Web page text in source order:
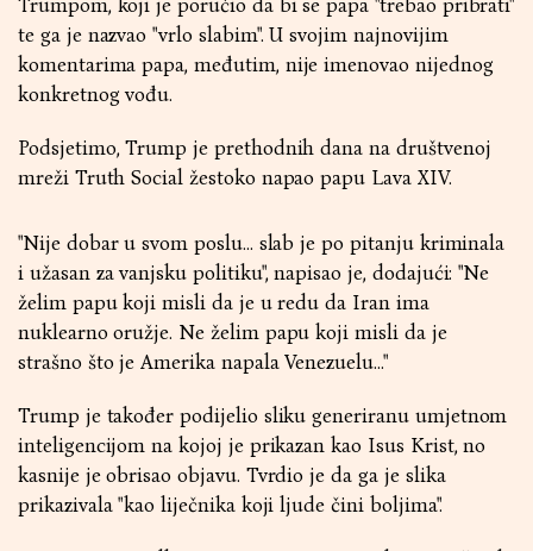
Trumpom, koji je poručio da bi se papa "trebao pribrati"
te ga je nazvao "vrlo slabim". U svojim najnovijim
komentarima papa, međutim, nije imenovao nijednog
konkretnog vođu.
Podsjetimo, Trump je prethodnih dana na društvenoj
mreži Truth Social žestoko napao papu Lava XIV.
"Nije dobar u svom poslu... slab je po pitanju kriminala
i užasan za vanjsku politiku", napisao je, dodajući: "Ne
želim papu koji misli da je u redu da Iran ima
nuklearno oružje. Ne želim papu koji misli da je
strašno što je Amerika napala Venezuelu..."
Trump je također podijelio sliku generiranu umjetnom
inteligencijom na kojoj je prikazan kao Isus Krist, no
kasnije je obrisao objavu. Tvrdio je da ga je slika
prikazivala "kao liječnika koji ljude čini boljima".